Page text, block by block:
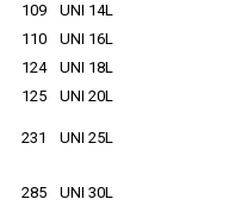
109
UNI 14L
110
UNI 16L
124
UNI 18L
125 UNI 20L
231 UNI 25L
285 UNI 30L